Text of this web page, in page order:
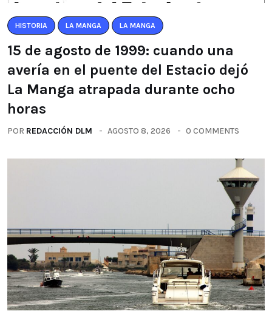
HISTORIA LA MANGA LA MANGA
15 de agosto de 1999: cuando una
avería en el puente del Estacio dejó
La Manga atrapada durante ocho
horas
POR REDACCIÓN DLM AGOSTO 8, 2026 0 COMMENTS